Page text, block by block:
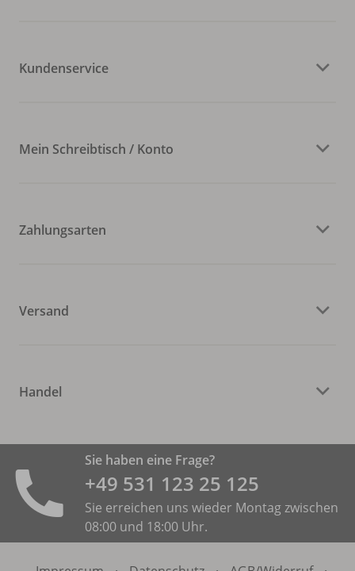
Kundenservice
Mein Schreibtisch / Konto
Zahlungsarten
Versand
Handel
Sie haben eine Frage?
+49 531 ­123 25 125
Sie erreichen uns wieder Montag zwischen
08:00 und 18:00 Uhr.